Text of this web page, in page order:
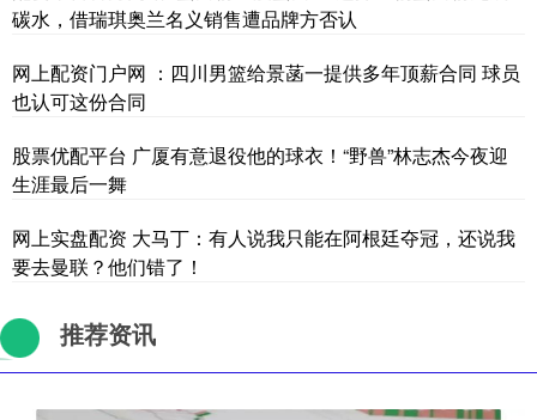
碳水，借瑞琪奥兰名义销售遭品牌方否认
网上配资门户网 ：四川男篮给景菡一提供多年顶薪合同 球员
也认可这份合同
股票优配平台 广厦有意退役他的球衣！“野兽”林志杰今夜迎
生涯最后一舞
网上实盘配资 大马丁：有人说我只能在阿根廷夺冠，还说我
要去曼联？他们错了！
推荐资讯